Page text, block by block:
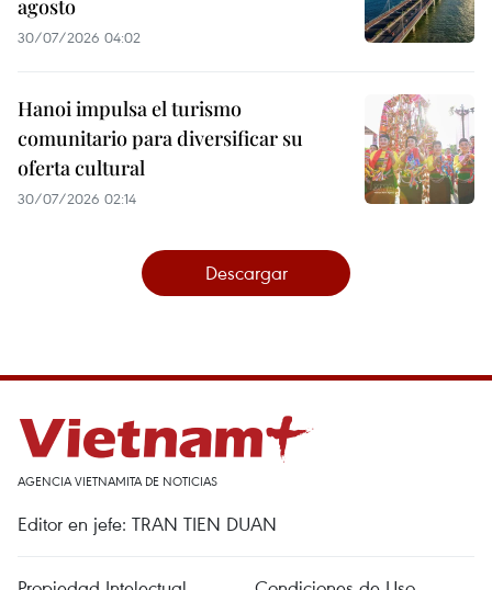
agosto
30/07/2026 04:02
Hanoi impulsa el turismo
comunitario para diversificar su
oferta cultural
30/07/2026 02:14
Descargar
AGENCIA VIETNAMITA DE NOTICIAS
Editor en jefe: TRAN TIEN DUAN